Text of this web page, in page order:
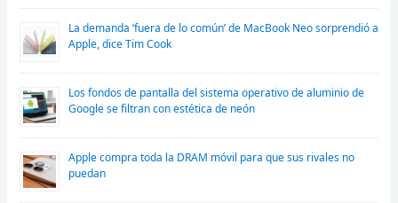
La demanda ‘fuera de lo común’ de MacBook Neo sorprendió a
Apple, dice Tim Cook
Los fondos de pantalla del sistema operativo de aluminio de
Google se filtran con estética de neón
Apple compra toda la DRAM móvil para que sus rivales no
puedan